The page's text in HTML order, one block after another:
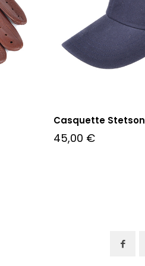
Casquette Stetson
45,00 €